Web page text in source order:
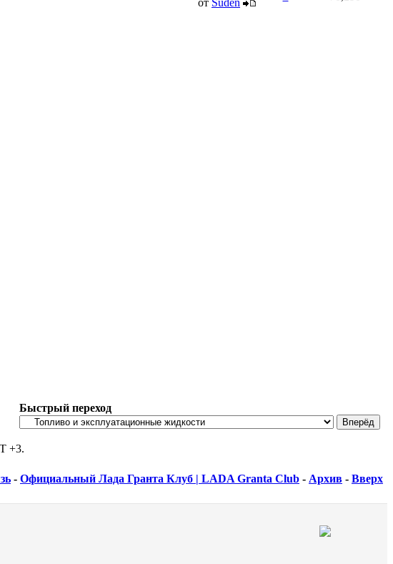
от Suden
Быстрый переход
+3.
- Официальный Лада Гранта Клуб | LADA Granta Club - Архив - Вверх